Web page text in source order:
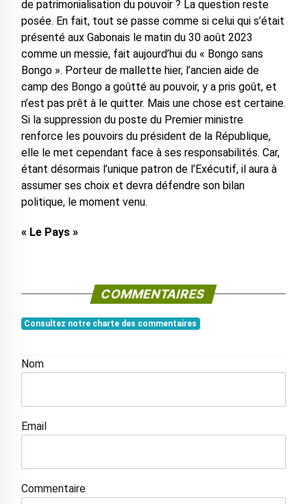
de patrimonialisation du pouvoir ? La question reste
posée. En fait, tout se passe comme si celui qui s’était
présenté aux Gabonais le matin du 30 août 2023
comme un messie, fait aujourd’hui du « Bongo sans
Bongo ». Porteur de mallette hier, l’ancien aide de
camp des Bongo a goûtté au pouvoir, y a pris goût, et
n’est pas prêt à le quitter. Mais une chose est certaine.
Si la suppression du poste du Premier ministre
renforce les pouvoirs du président de la République,
elle le met cependant face à ses responsabilités. Car,
étant désormais l’unique patron de l’Exécutif, il aura à
assumer ses choix et devra défendre son bilan
politique, le moment venu.
« Le Pays »
COMMENTAIRES
Consultez notre charte des commentaires
Nom
Email
Commentaire